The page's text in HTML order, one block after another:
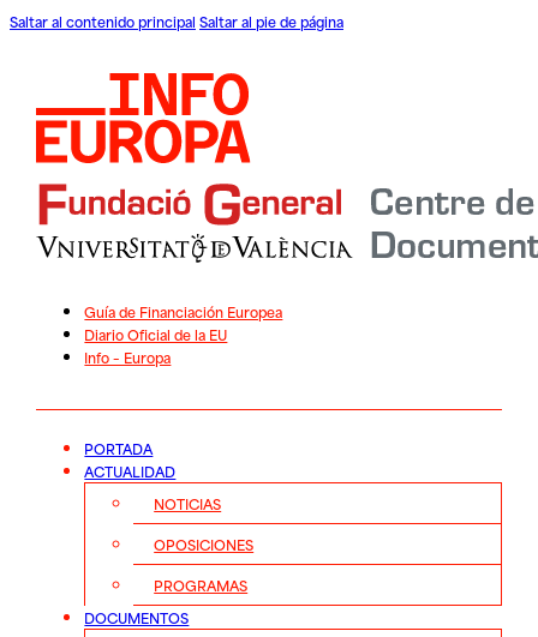
Saltar al contenido principal Saltar al pie de página
Guía de Financiación Europea
Diario Oficial de la EU
Info – Europa
PORTADA
ACTUALIDAD
NOTICIAS
OPOSICIONES
PROGRAMAS
DOCUMENTOS